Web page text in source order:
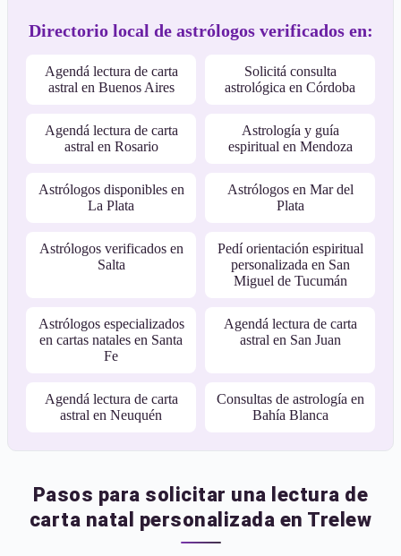
Directorio local de astrólogos verificados en:
Agendá lectura de carta
astral en Buenos Aires
Solicitá consulta
astrológica en Córdoba
Agendá lectura de carta
astral en Rosario
Astrología y guía
espiritual en Mendoza
Astrólogos disponibles en
La Plata
Astrólogos en Mar del
Plata
Astrólogos verificados en
Salta
Pedí orientación espiritual
personalizada en San
Miguel de Tucumán
Astrólogos especializados
en cartas natales en Santa
Fe
Agendá lectura de carta
astral en San Juan
Agendá lectura de carta
astral en Neuquén
Consultas de astrología en
Bahía Blanca
Pasos para solicitar una lectura de
carta natal personalizada en Trelew